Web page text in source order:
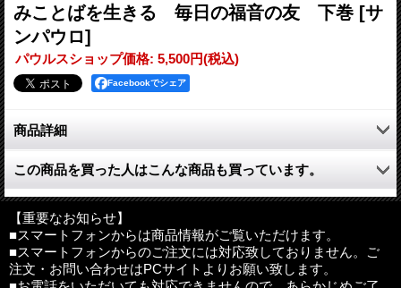
みことばを生きる 毎日の福音の友 下巻 [サ
ンパウロ]
パウルスショップ価格: 5,500円(税込)
Facebookでシェア
商品詳細
本書は、2005年9月末に発行された「年間の主の祝祭日」（待降
節第１の主日、聖霊降臨の主日、王であるキリストの主日を除
く）のみを１冊にまとめた上巻に続き、「年間の主日・週日」と
「聖人固有の祝日・祭日」について、新たに書き下ろされたもの
である。著者の体験にある数々のたとえ話も味わい深く、興味を
誘うカトリック信徒必携の書が、ここに上・下巻そろって完結と
なった。
この商品を買った人はこんな商品も買っています。
【重要なお知らせ】
■スマートフォンからは商品情報がご覧いただけます。
■スマートフォンからのご注文には対応致しておりません。ご
注文・お問い合わせはPCサイトよりお願い致します。